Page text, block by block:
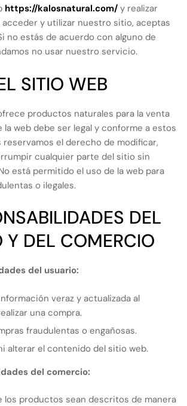
https://kalosnatural.com/ y realizar
acceder y utilizar nuestro sitio, aceptas
no estás de acuerdo con alguno de
no usar nuestro servicio.
SITIO WEB
ofrece productos naturales para la venta
la web debe ser legal y conforme a estos
reservamos el derecho de modificar,
cualquier parte del sitio sin
está permitido el uso de la web para
o ilegales.
DEL
Y DEL COMERCIO
del usuario:
veraz y actualizada al
una compra.
fraudulentas o engañosas.
alterar el contenido del sitio web.
del comercio:
los productos sean descritos de manera